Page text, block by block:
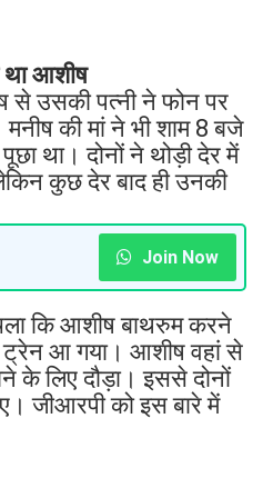
आशीष
उसकी पत्नी ने फोन पर
की मां ने भी शाम 8 बजे
था। दोनों ने थोड़ी देर में
कुछ देर बाद ही उनकी
Join Now
कि आशीष बाथरुम करने
आ गया। आशीष वहां से
के लिए दौड़ा। इससे दोनों
जीआरपी को इस बारे में